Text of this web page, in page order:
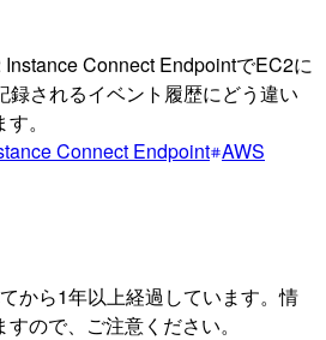
Connect EndpointでEC2に
録されるイベント履歴にどう違い
。
Connect Endpoint AWS
から1年以上経過しています。情
ので、ご注意ください。